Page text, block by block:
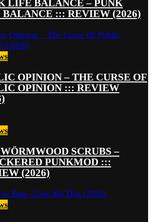
LIFE BALANCE – PUNK
::: REVIEW (2026)
OPINION – THE CURSE OF
OPINION ::: REVIEW
SCRUBS –
PUNKMOD :::
(2026)